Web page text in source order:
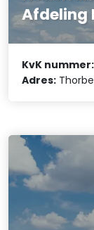
Afdeling
KvK nummer:
Adres: